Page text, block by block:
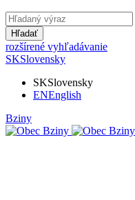
Hľadať
rozšírené vyhľadávanie
SKSlovensky
SKSlovensky
ENEnglish
Bziny